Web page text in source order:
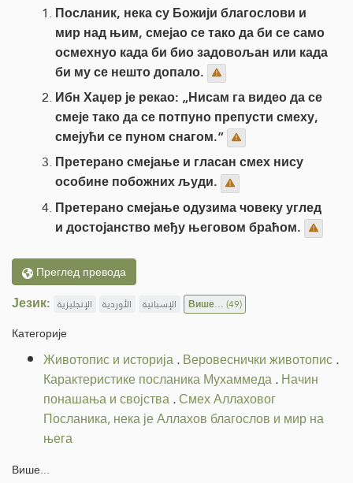
Посланик, нека су Божији благослови и
мир над њим, смејао се тако да би се само
осмехнуо када би био задовољан или када
би му се нешто допало.
Ибн Хаџер је рекао: „Нисам га видео да се
смеје тако да се потпуно препусти смеху,
смејући се пуном снагом.“
Претерано смејање и гласан смех нису
особине побожних људи.
Претерано смејање одузима човеку углед
и достојанство међу његовом браћом.
Преглед превода
Језик: الإنجليزية الأوردية الإسبانية Више...(49)
Категорије
Животопис и историја.Веровеснички животопис.
Карактеристике посланика Мухаммеда.Начин
понашања и својства.Смех Аллаховог
Посланика, нека је Аллахов благослов и мир на
њега
Више...